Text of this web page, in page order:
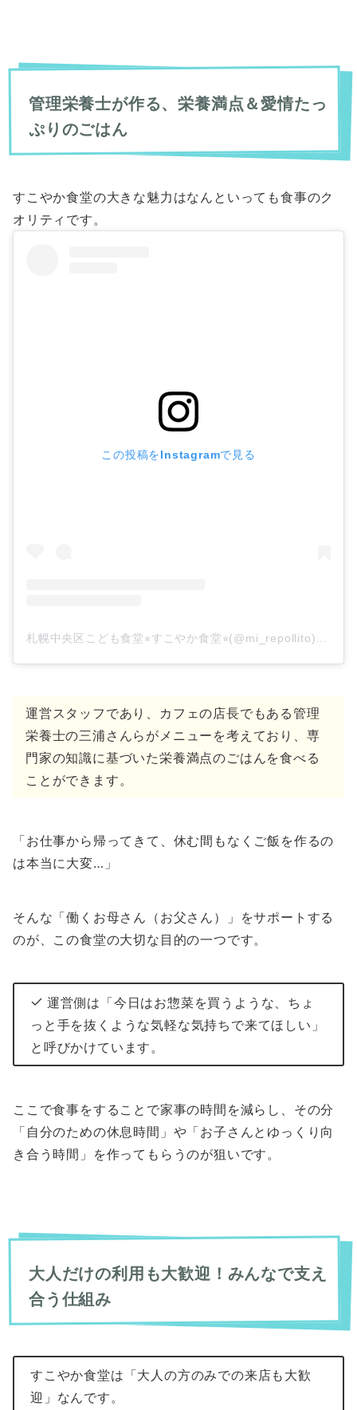
管理栄養士が作る、栄養満点＆愛情たっ
ぷりのごはん
すこやか食堂の大きな魅力はなんといっても食事のク
オリティです。
この投稿をInstagramで見る
札幌中央区こども食堂⭐︎すこやか食堂⭐︎(@mi_repollito)がシェアした投稿
運営スタッフであり、カフェの店長でもある管理
栄養士の三浦さんらがメニューを考えており、専
門家の知識に基づいた栄養満点のごはんを食べる
ことができます。
「お仕事から帰ってきて、休む間もなくご飯を作るの
は本当に大変…」
そんな「働くお母さん（お父さん）」をサポートする
のが、この食堂の大切な目的の一つです。
運営側は「今日はお惣菜を買うような、ちょ
っと手を抜くような気軽な気持ちで来てほしい」
と呼びかけています。
ここで食事をすることで家事の時間を減らし、その分
「自分のための休息時間」や「お子さんとゆっくり向
き合う時間」を作ってもらうのが狙いです。
大人だけの利用も大歓迎！みんなで支え
合う仕組み
すこやか食堂は「大人の方のみでの来店も大歓
迎」なんです。